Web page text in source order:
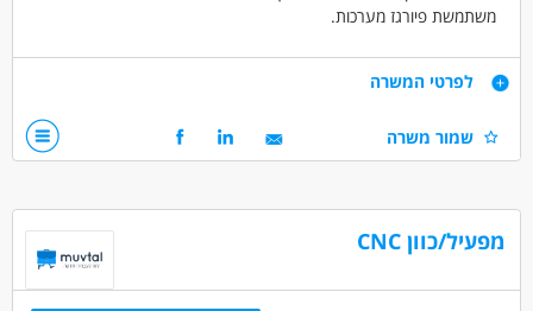
משתמשת פיורגז מערכות.
עבודה בטוחה.
דרישות
הרכבה ידנית ומכאנית של מרכיבים לפי שרטוטים והוראות עבודה.
לפרטי המשרה
שמור משרה
מפעיל/כוון CNC